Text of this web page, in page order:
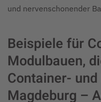
und nervenschonender
Beispiele für
Modulbauen,
Container-
Magdeburg –